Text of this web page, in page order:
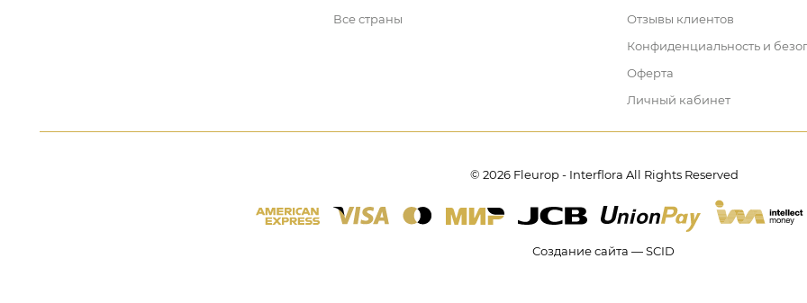
Все страны
Отзывы клиентов
Конфиденциальность и
Оферта
Личный кабинет
© 2026 Fleurop - Interflora All Rights Reserved
Создание сайта — SCID